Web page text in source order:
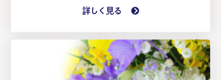
詳しく見る